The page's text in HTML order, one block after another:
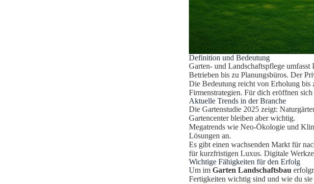
Definition und Bedeutung
Garten- und Landschaftspflege
Betrieben bis zu Planungsbüros. Der
Die Bedeutung reicht von Erholung bis
Firmenstrategien. Für dich eröffnen
Aktuelle Trends in der Branche
Die Gartenstudie 2025 zeigt:
Gartencenter bleiben aber wichtig.
Megatrends wie Neo-Ökologie und
Lösungen an.
Es gibt einen wachsenden Markt für
für kurzfristigen Luxus. Digitale
Wichtige Fähigkeiten für den Erfolg
Um im Garten Landschaftsbau
Fertigkeiten wichtig sind und wie du sie